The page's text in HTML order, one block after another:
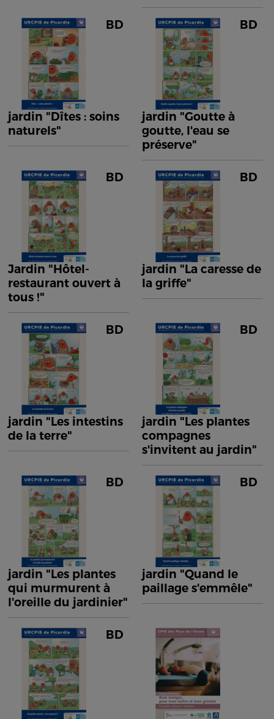
BD
jardin "Dîtes : soins
naturels"
BD
jardin "Goutte à
goutte, l'eau se
préserve"
BD
Jardin "Hôtel-
restaurant ouvert à
tous !"
BD
jardin "La caresse de
la griffe"
BD
jardin "Les intestins
de la terre"
BD
jardin "Les plantes
compagnes
s'invitent au jardin"
BD
jardin "Les plantes
qui murmurent à
l'oreille du jardinier"
BD
jardin "Quand le
paillage s'emmêle"
BD